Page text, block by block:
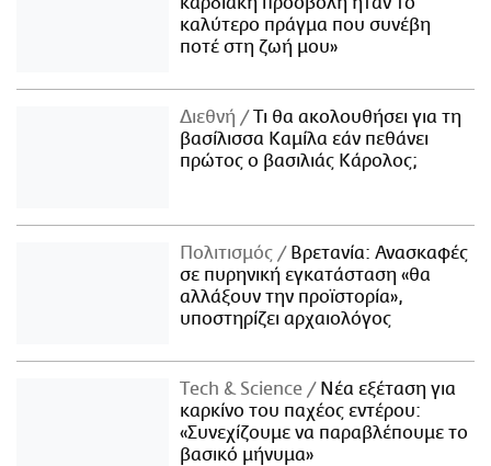
καλύτερο πράγμα που συνέβη
ποτέ στη ζωή μου»
Διεθνή
Τι θα ακολουθήσει για τη
βασίλισσα Καμίλα εάν πεθάνει
πρώτος ο βασιλιάς Κάρολος;
Πολιτισμός
Βρετανία: Ανασκαφές
σε πυρηνική εγκατάσταση «θα
αλλάξουν την προϊστορία»,
υποστηρίζει αρχαιολόγος
Τech & Science
Νέα εξέταση για
καρκίνο του παχέος εντέρου:
«Συνεχίζουμε να παραβλέπουμε το
βασικό μήνυμα»